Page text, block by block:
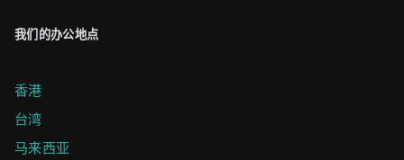
我们的办公地点
香港
台湾
马来西亚